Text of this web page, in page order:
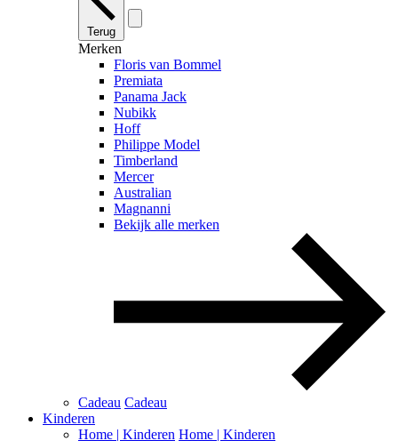
Terug
Merken
Floris van Bommel
Premiata
Panama Jack
Nubikk
Hoff
Philippe Model
Timberland
Mercer
Australian
Magnanni
Bekijk alle merken
Cadeau Cadeau
Kinderen
Home | Kinderen Home | Kinderen